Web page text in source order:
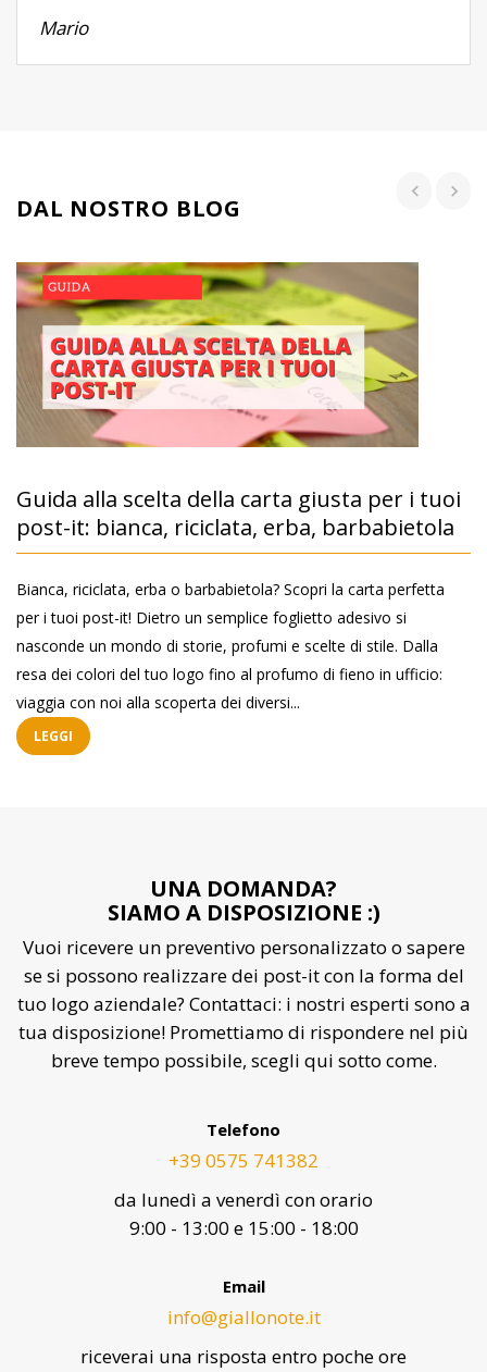
Mario
DAL NOSTRO BLOG
Guida alla scelta della carta giusta per i tuoi
post-it: bianca, riciclata, erba, barbabietola
Bianca, riciclata, erba o barbabietola? Scopri la carta perfetta
per i tuoi post-it! Dietro un semplice foglietto adesivo si
nasconde un mondo di storie, profumi e scelte di stile. Dalla
resa dei colori del tuo logo fino al profumo di fieno in ufficio:
viaggia con noi alla scoperta dei diversi...
LEGGI
UNA DOMANDA?
SIAMO A DISPOSIZIONE :)
Vuoi ricevere un preventivo personalizzato o sapere
se si possono realizzare dei post-it con la forma del
tuo logo aziendale? Contattaci: i nostri esperti sono a
tua disposizione! Promettiamo di rispondere nel più
breve tempo possibile, scegli qui sotto come.
Telefono
+39 0575 741382
da lunedì a venerdì con orario
9:00 - 13:00 e 15:00 - 18:00
Email
info@giallonote.it
riceverai una risposta entro poche ore